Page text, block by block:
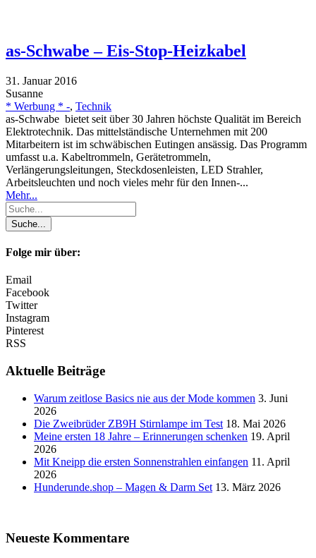
as-Schwabe – Eis-Stop-Heizkabel
31. Januar 2016
Susanne
* Werbung * -, Technik
as-Schwabe bietet seit über 30 Jahren höchste Qualität im Bereich
Elektrotechnik. Das mittelständische Unternehmen mit 200
Mitarbeitern ist im schwäbischen Eutingen ansässig. Das Programm
umfasst u.a. Kabeltrommeln, Gerätetrommeln,
Verlängerungsleitungen, Steckdosenleisten, LED Strahler,
Arbeitsleuchten und noch vieles mehr für den Innen-...
Mehr...
Folge mir über:
Email
Facebook
Twitter
Instagram
Pinterest
RSS
Aktuelle Beiträge
Warum zeitlose Basics nie aus der Mode kommen 3. Juni
2026
Die Zweibrüder ZB9H Stirnlampe im Test 18. Mai 2026
Meine ersten 18 Jahre – Erinnerungen schenken 19. April
2026
Mit Kneipp die ersten Sonnenstrahlen einfangen 11. April
2026
Hunderunde.shop – Magen & Darm Set 13. März 2026
Neueste Kommentare